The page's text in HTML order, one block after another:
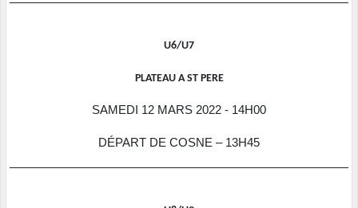
U6/U7
PLATEAU A ST PERE
SAMEDI 12 MARS 2022 - 14H00
DÉPART DE COSNE – 13H45